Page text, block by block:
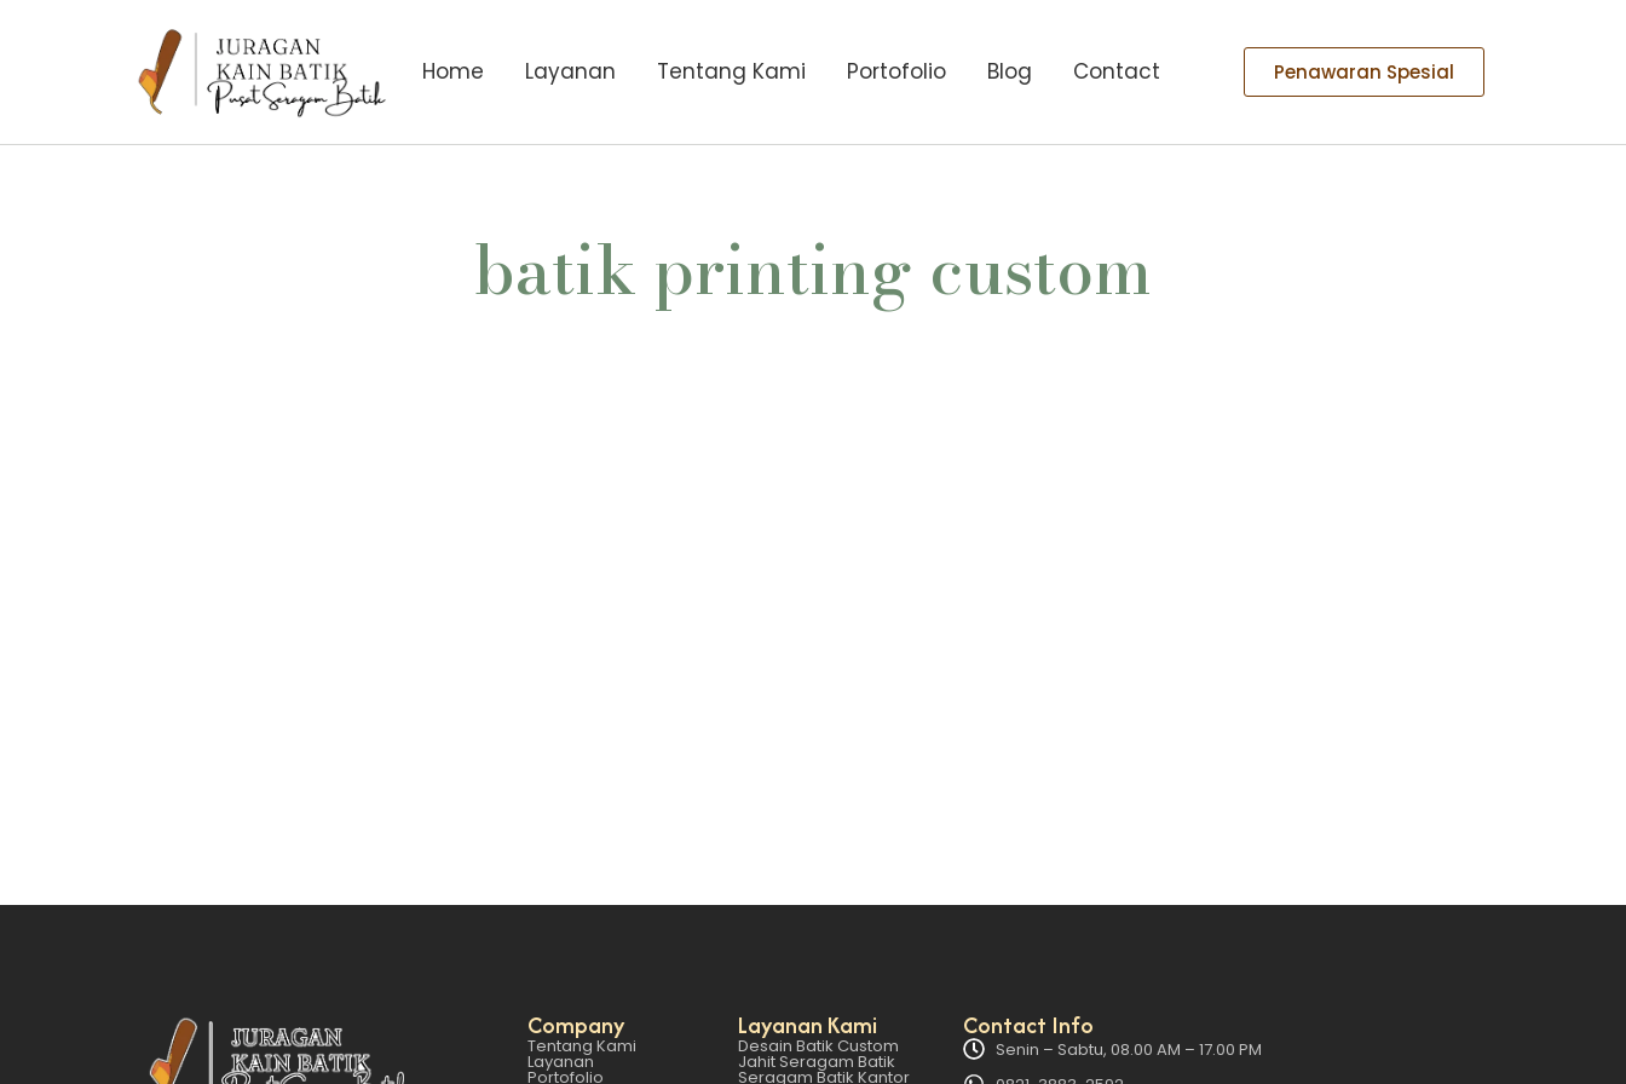
Home Layanan Tentang Kami Portofolio Blog Contact Penawaran Spesial
batik printing custom
Company
Tentang Kami
Layanan
Portofolio
Layanan Kami
Desain Batik Custom
Jahit Seragam Batik
Seragam Batik Kantor
Contact Info
Senin – Sabtu, 08.00 AM – 17.00 PM